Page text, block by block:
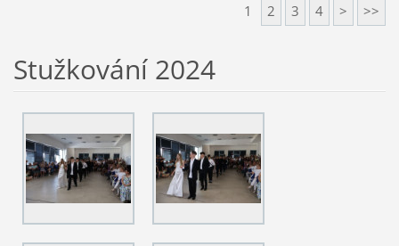
1 2 3 4 > >>
Stužkování 2024